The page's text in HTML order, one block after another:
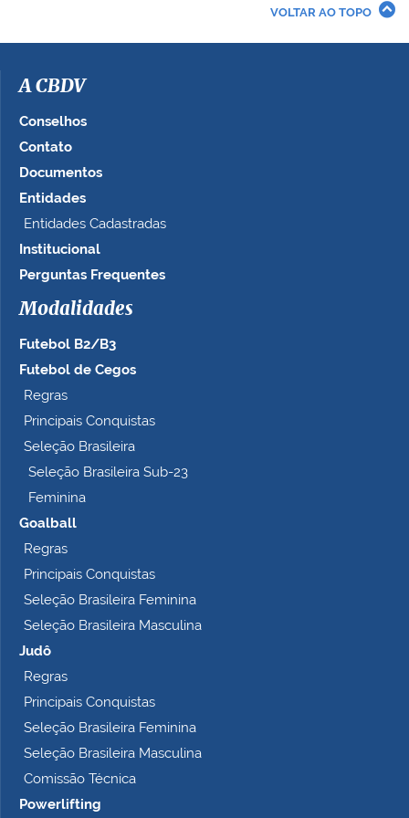
i
a
e
o
t
a
n
o
o
m
e
t
VOLTAR AO TOPO
A CBDV
Conselhos
Contato
Documentos
Entidades
Entidades Cadastradas
Institucional
Perguntas Frequentes
Modalidades
Futebol B2/B3
Futebol de Cegos
Regras
Principais Conquistas
Seleção Brasileira
Seleção Brasileira Sub-23
Feminina
Goalball
Regras
Principais Conquistas
Seleção Brasileira Feminina
Seleção Brasileira Masculina
Judô
Regras
Principais Conquistas
Seleção Brasileira Feminina
Seleção Brasileira Masculina
Comissão Técnica
Powerlifting